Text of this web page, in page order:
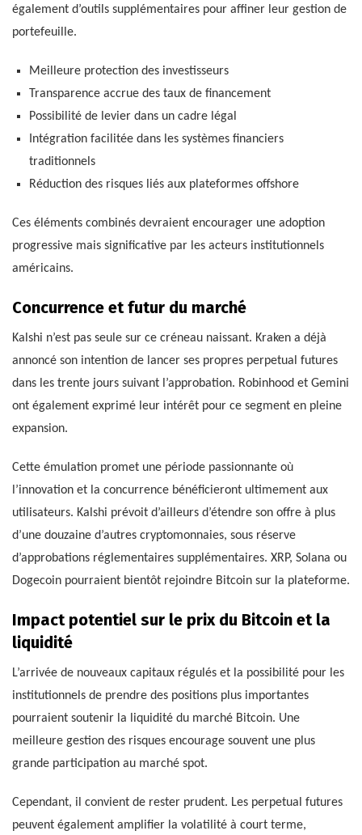
également d’outils supplémentaires pour affiner leur gestion de
portefeuille.
Meilleure protection des investisseurs
Transparence accrue des taux de financement
Possibilité de levier dans un cadre légal
Intégration facilitée dans les systèmes financiers
traditionnels
Réduction des risques liés aux plateformes offshore
Ces éléments combinés devraient encourager une adoption
progressive mais significative par les acteurs institutionnels
américains.
Concurrence et futur du marché
Kalshi n’est pas seule sur ce créneau naissant. Kraken a déjà
annoncé son intention de lancer ses propres perpetual futures
dans les trente jours suivant l’approbation. Robinhood et Gemini
ont également exprimé leur intérêt pour ce segment en pleine
expansion.
Cette émulation promet une période passionnante où
l’innovation et la concurrence bénéficieront ultimement aux
utilisateurs. Kalshi prévoit d’ailleurs d’étendre son offre à plus
d’une douzaine d’autres cryptomonnaies, sous réserve
d’approbations réglementaires supplémentaires. XRP, Solana ou
Dogecoin pourraient bientôt rejoindre Bitcoin sur la plateforme.
Impact potentiel sur le prix du Bitcoin et la
liquidité
L’arrivée de nouveaux capitaux régulés et la possibilité pour les
institutionnels de prendre des positions plus importantes
pourraient soutenir la liquidité du marché Bitcoin. Une
meilleure gestion des risques encourage souvent une plus
grande participation au marché spot.
Cependant, il convient de rester prudent. Les perpetual futures
peuvent également amplifier la volatilité à court terme,